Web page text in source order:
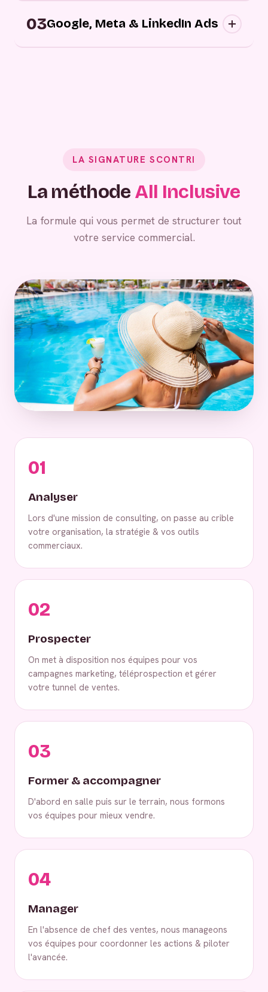
approchons vos prospects au bon moment,
personnalisés.
03Google, Meta & LinkedIn Ads
LA SIGNATURE SCONTRI
La méthode All Inclusive
La formule qui vous permet de structurer tout
votre service commercial.
01
Analyser
Lors d'une mission de consulting, on passe au crible
votre organisation, la stratégie & vos outils
commerciaux.
02
Prospecter
On met à disposition nos équipes pour vos
campagnes marketing, téléprospection et gérer
votre tunnel de ventes.
03
Former & accompagner
D'abord en salle puis sur le terrain, nous formons
vos équipes pour mieux vendre.
04
Manager
En l'absence de chef des ventes, nous manageons
vos équipes pour coordonner les actions & piloter
l'avancée.